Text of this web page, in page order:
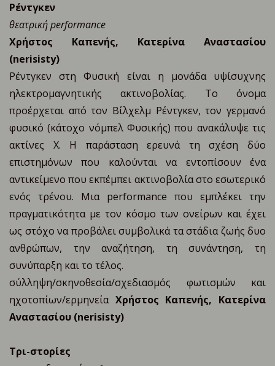
Ρέντγκεν
θεατρική performance
Χρήστος Καπενής, Κατερίνα Αναστασίου
(nerisisty)
Ρέντγκεν στη Φυσική είναι η μονάδα υψίσυχνης
ηλεκτρομαγνητικής ακτινοβολίας. Το όνομα
προέρχεται από τον Βίλχελμ Ρέντγκεν, τον γερμανό
φυσικό (κάτοχο νόμπελ Φυσικής) που ανακάλυψε τις
ακτίνες Χ. Η παράσταση ερευνά τη σχέση δύο
επιστημόνων που καλούνται να εντοπίσουν ένα
αντικείμενο που εκπέμπει ακτινοβολία στο εσωτερικό
ενός τρένου. Μια performance που εμπλέκει την
πραγματικότητα με τον κόσμο των ονείρων και έχει
ως στόχο να προβάλει συμβολικά τα στάδια ζωής δυο
ανθρώπων, την αναζήτηση, τη συνάντηση, τη
συνύπαρξη και το τέλος.
σύλληψη/σκηνοθεσία/σχεδιασμός φωτισμών και
ηχοτοπίων/ερμηνεία Χρήστος Καπενής, Κατερίνα
Αναστασίου (nerisisty)
Τρι-στορίες